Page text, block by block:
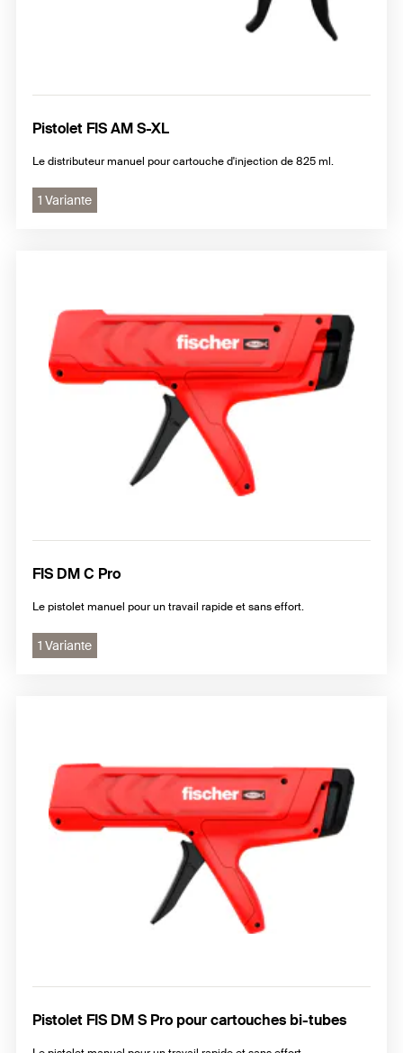
Pistolet FIS AM S-XL
Le distributeur manuel pour cartouche d'injection de 825 ml.
1 Variante
FIS DM C Pro
Le pistolet manuel pour un travail rapide et sans effort.
1 Variante
Pistolet FIS DM S Pro pour cartouches bi-tubes